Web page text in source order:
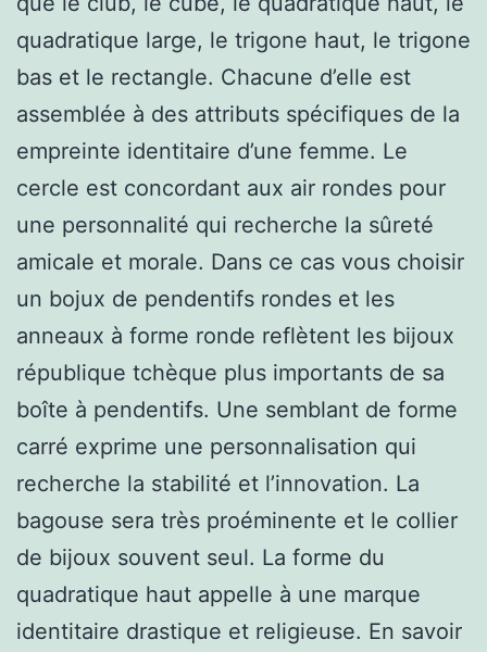
quadratique large, le trigone haut, le trigone
bas et le rectangle. Chacune d’elle est
assemblée à des attributs spécifiques de la
empreinte identitaire d’une femme. Le
cercle est concordant aux air rondes pour
une personnalité qui recherche la sûreté
amicale et morale. Dans ce cas vous choisir
un bojux de pendentifs rondes et les
anneaux à forme ronde reflètent les bijoux
république tchèque plus importants de sa
boîte à pendentifs. Une semblant de forme
carré exprime une personnalisation qui
recherche la stabilité et l’innovation. La
bagouse sera très proéminente et le collier
de bijoux souvent seul. La forme du
quadratique haut appelle à une marque
identitaire drastique et religieuse. En savoir